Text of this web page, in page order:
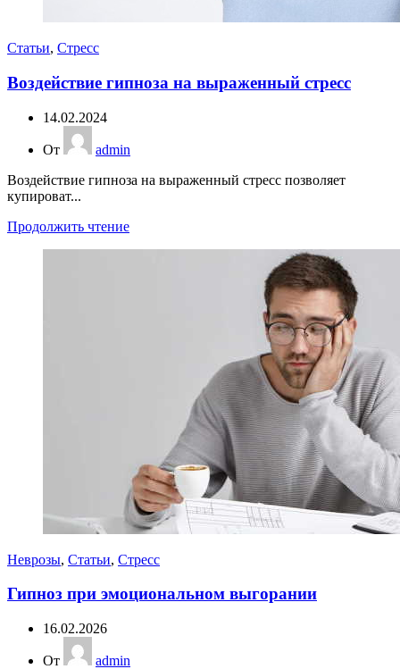
Статьи, Стресс
Воздействие гипноза на выраженный стресс
14.02.2024
От
admin
Воздействие гипноза на выраженный стресс позволяет
купироват...
Продолжить чтение
Неврозы, Статьи, Стресс
Гипноз при эмоциональном выгорании
16.02.2026
От
admin